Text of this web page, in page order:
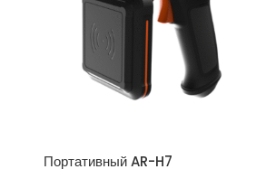
Портативный AR-H7